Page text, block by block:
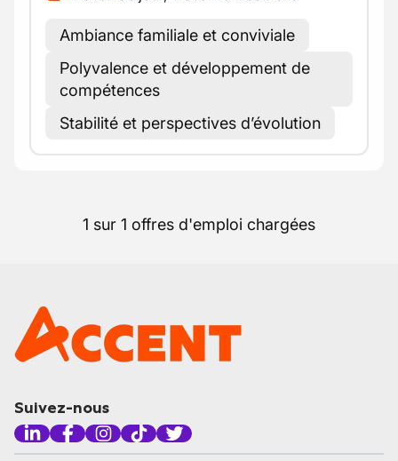
Ambiance familiale et conviviale
Polyvalence et développement de
compétences
Stabilité et perspectives d’évolution
1 sur 1 offres d'emploi chargées
Suivez-nous